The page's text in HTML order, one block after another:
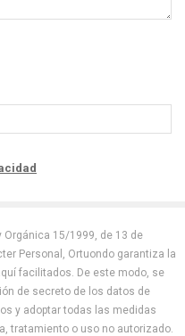
Orgánica 15/1999, de 13 de
Personal, Ortuondo garantiza la
facilitados. De este modo, se
de secreto de los datos de
y adoptar todas las medidas
tratamiento o uso no autorizado.